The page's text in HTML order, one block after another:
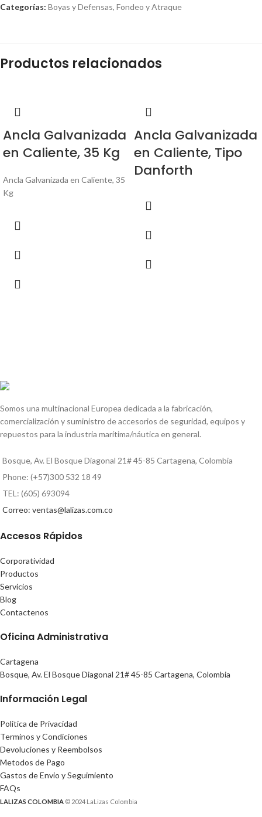
Categorías: Boyas y Defensas, Fondeo y Atraque
Productos relacionados
Ancla Galvanizada
en Caliente, 35 Kg
Ancla Galvanizada en Caliente, 35
Kg
Ancla Galvanizada
en Caliente, Tipo
Danforth
Somos una multinacional Europea dedicada a la fabricación,
comercialización y suministro de accesorios de seguridad, equipos y
repuestos para la industria marítima/náutica en general.
Bosque, Av. El Bosque Diagonal 21# 45-85 Cartagena, Colombia
Phone: (+57)300 532 18 49
TEL: (605) 693094
Correo: ventas@lalizas.com.co
Accesos Rápidos
Corporatividad
Productos
Servicios
Blog
Contactenos
Oficina Administrativa
Cartagena
Bosque, Av. El Bosque Diagonal 21# 45-85 Cartagena, Colombia
Información Legal
Politica de Privacidad
Terminos y Condiciones
Devoluciones y Reembolsos
Metodos de Pago
Gastos de Envio y Seguimiento
FAQs
LALIZAS COLOMBIA © 2024 LaLizas Colombia